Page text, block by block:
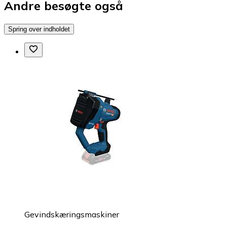
Andre besøgte også
Spring over indholdet
Gevindskæringsmaskiner